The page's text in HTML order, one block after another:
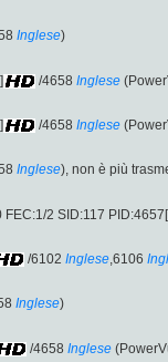
Inglese)
/4658 Inglese
/4658 Inglese
Inglese), non è più
2 SID:117
/6102 Inglese,6106
Inglese)
/4658 Inglese